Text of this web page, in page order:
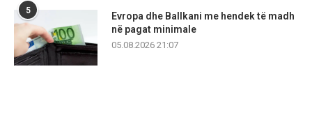
5
Evropa dhe Ballkani me hendek të madh
në pagat minimale
05.08.2026 21:07